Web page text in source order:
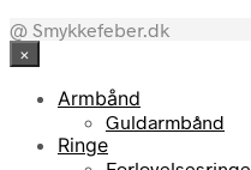
pris
@ Smykkefeber.dk
×
Armbånd
Guldarmbånd
Ringe